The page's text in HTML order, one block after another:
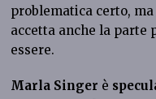
problematica certo, ma
accetta anche la parte
essere.
Marla Singer è